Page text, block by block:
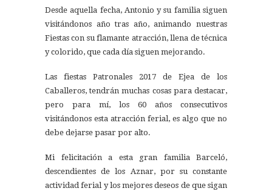
Desde aquella fecha, Antonio y su familia siguen
visitándonos año tras año, animando nuestras
Fiestas con su flamante atracción, llena de técnica
y colorido, que cada día siguen mejorando.
Las fiestas Patronales 2017 de Ejea de los
Caballeros, tendrán muchas cosas para destacar,
pero para mí, los 60 años consecutivos
visitándonos esta atracción ferial, es algo que no
debe dejarse pasar por alto.
Mi felicitación a esta gran familia Barceló,
descendientes de los Aznar, por su constante
actividad ferial y los mejores deseos de que sigan